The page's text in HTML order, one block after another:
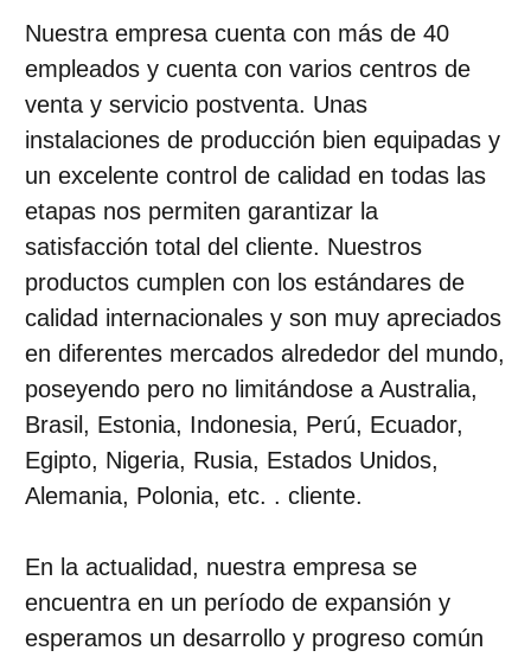
Nuestra empresa cuenta con más de 40
empleados y cuenta con varios centros de
venta y servicio postventa. Unas
instalaciones de producción bien equipadas y
un excelente control de calidad en todas las
etapas nos permiten garantizar la
satisfacción total del cliente. Nuestros
productos cumplen con los estándares de
calidad internacionales y son muy apreciados
en diferentes mercados alrededor del mundo,
poseyendo pero no limitándose a Australia,
Brasil, Estonia, Indonesia, Perú, Ecuador,
Egipto, Nigeria, Rusia, Estados Unidos,
Alemania, Polonia, etc. . cliente.
En la actualidad, nuestra empresa se
encuentra en un período de expansión y
esperamos un desarrollo y progreso común